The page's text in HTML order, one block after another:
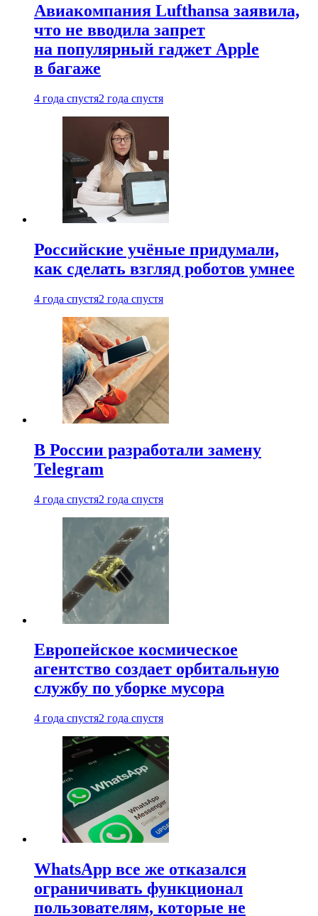
Авиакомпания Lufthansa заявила,
что не вводила запрет
на популярный гаджет Apple
в багаже
4 года спустя2 года спустя
Российские учёные придумали,
как сделать взгляд роботов умнее
4 года спустя2 года спустя
В России разработали замену
Telegram
4 года спустя2 года спустя
Европейское космическое
агентство создает орбитальную
службу по уборке мусора
4 года спустя2 года спустя
WhatsApp все же отказался
ограничивать функционал
пользователям, которые не